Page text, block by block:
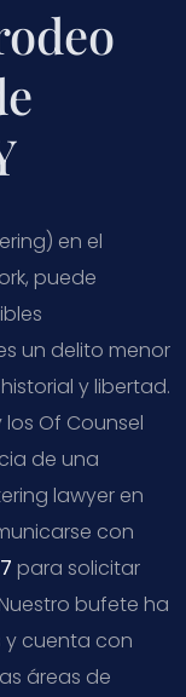
en el
puede
un delito menor
y libertad.
los Of Counsel
de una
lawyer en
con
para solicitar
bufete ha
y cuenta con
áreas de